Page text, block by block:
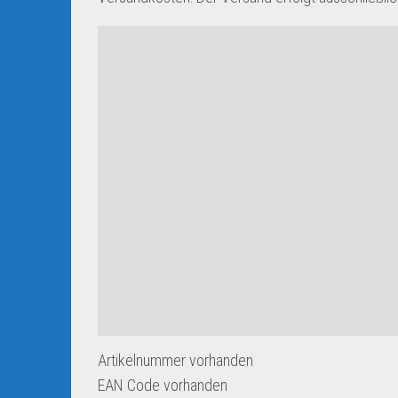
Artikelnummervorhanden
EAN Code vorhanden